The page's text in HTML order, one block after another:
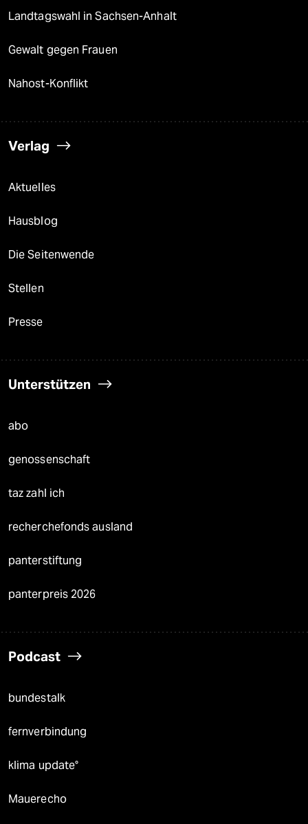
Landtagswahl in Sachsen-Anhalt
Gewalt gegen Frauen
Nahost-Konflikt
Verlag
Aktuelles
Hausblog
Die Seitenwende
Stellen
Presse
Unterstützen
abo
genossenschaft
taz zahl ich
recherchefonds ausland
panterstiftung
panterpreis 2026
Podcast
bundestalk
fernverbindung
klima update°
Mauerecho